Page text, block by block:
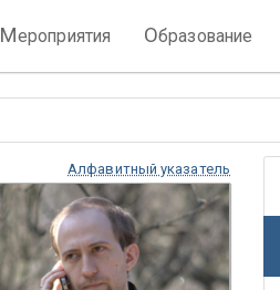
Мероприятия Образование
Алфавитный указатель